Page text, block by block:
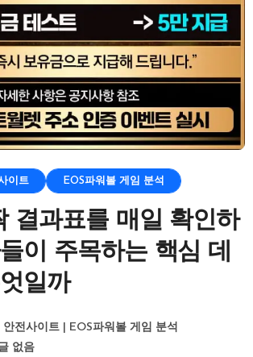
이트 EOS파워볼 게임 분석
결과표를 매일 확인하
이 주목하는 핵심 데
일까
전사이트 | EOS파워볼 게임 분석
없음